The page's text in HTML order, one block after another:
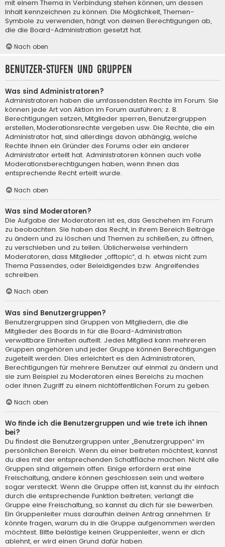
mit einem Thema in Verbindung stehen können, um dessen
Inhalt kennzeichnen zu können. Die Möglichkeit, Themen-
Symbole zu verwenden, hängt von deinen Berechtigungen ab,
die die Board-Administration gesetzt hat.
Nach oben
Benutzer-Stufen und Gruppen
Was sind Administratoren?
Administratoren haben die umfassendsten Rechte im Forum. Sie
können jede Art von Aktion im Forum ausführen; z. B.
Berechtigungen setzen, Mitglieder sperren, Benutzergruppen
erstellen, Moderationsrechte vergeben usw. Die Rechte, die ein
Administrator hat, sind allerdings davon abhängig, welche
Rechte ihnen ein Gründer des Forums oder ein anderer
Administrator erteilt hat. Administratoren können auch volle
Moderationsberechtigungen haben, wenn ihnen das
entsprechende Recht erteilt wurde.
Nach oben
Was sind Moderatoren?
Die Aufgabe der Moderatoren ist es, das Geschehen im Forum
zu beobachten. Sie haben das Recht, in ihrem Bereich Beiträge
zu ändern und zu löschen und Themen zu schließen, zu öffnen,
zu verschieben und zu teilen. Üblicherweise verhindern
Moderatoren, dass Mitglieder „offtopic“, d. h. etwas nicht zum
Thema Passendes, oder Beleidigendes bzw. Angreifendes
schreiben.
Nach oben
Was sind Benutzergruppen?
Benutzergruppen sind Gruppen von Mitgliedern, die die
Mitglieder des Boards in für die Board-Administration
verwaltbare Einheiten aufteilt. Jedes Mitglied kann mehreren
Gruppen angehören und jeder Gruppe können Berechtigungen
zugeteilt werden. Dies erleichtert es den Administratoren,
Berechtigungen für mehrere Benutzer auf einmal zu ändern und
sie zum Beispiel zu Moderatoren eines Bereichs zu machen
oder ihnen Zugriff zu einem nichtöffentlichen Forum zu geben.
Nach oben
Wo finde ich die Benutzergruppen und wie trete ich ihnen
bei?
Du findest die Benutzergruppen unter „Benutzergruppen“ im
persönlichen Bereich. Wenn du einer beitreten möchtest, kannst
du dies mit der entsprechenden Schaltfläche machen. Nicht alle
Gruppen sind allgemein offen. Einige erfordern erst eine
Freischaltung, andere können geschlossen sein und weitere
sogar versteckt. Wenn die Gruppe offen ist, kannst du ihr einfach
durch die entsprechende Funktion beitreten; verlangt die
Gruppe eine Freischaltung, so kannst du dich für sie bewerben.
Ein Gruppenleiter muss daraufhin deinen Antrag annehmen. Er
könnte fragen, warum du in die Gruppe aufgenommen werden
möchtest. Bitte belästige keinen Gruppenleiter, wenn er dich
ablehnt, er wird einen Grund dafür haben.